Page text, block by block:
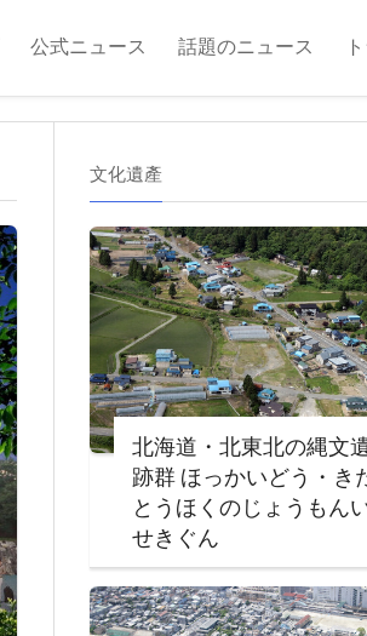
公式ニュース 話題のニュース
文化遺產
北海道・北東北の縄文
跡群 ほっかいどう・き
とうほくのじょうもん
せきぐん